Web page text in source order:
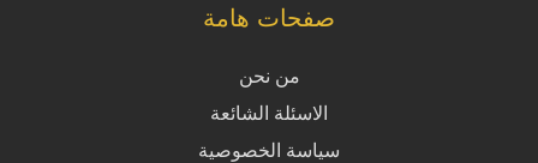
صفحات هامة
من نحن
الاسئلة الشائعة
سياسة الخصوصية